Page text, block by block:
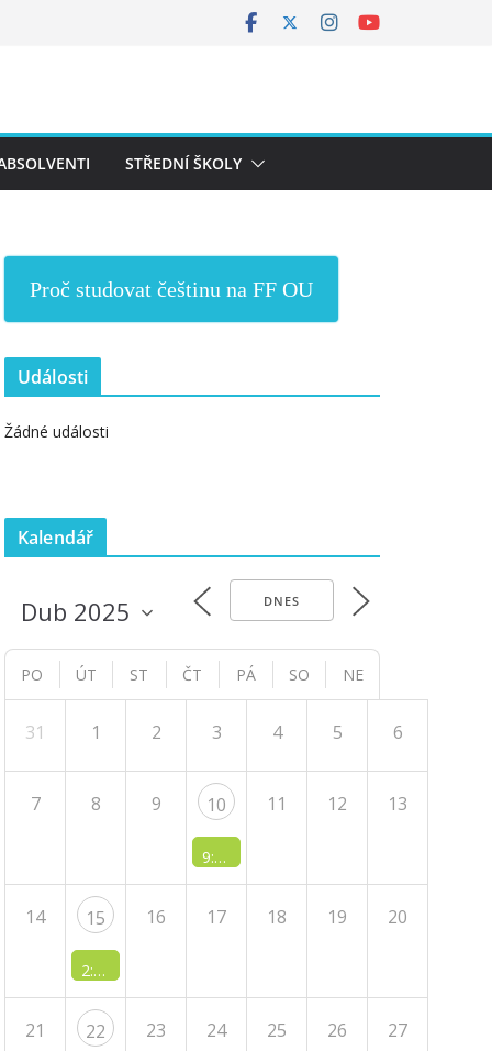
STŘEDNÍ ŠKOLY
Proč studovat češtinu na FF OU
Události
Žádné události
Kalendář
DNES
PO ÚT ST ČT PÁ SO NE
31 1 2 3 4 5 6
7 8 9 10
9:10 AM -
11 12 13
14 15
2:10 PM -
16 17 18 19 20
21 22 23 24 25 26 27